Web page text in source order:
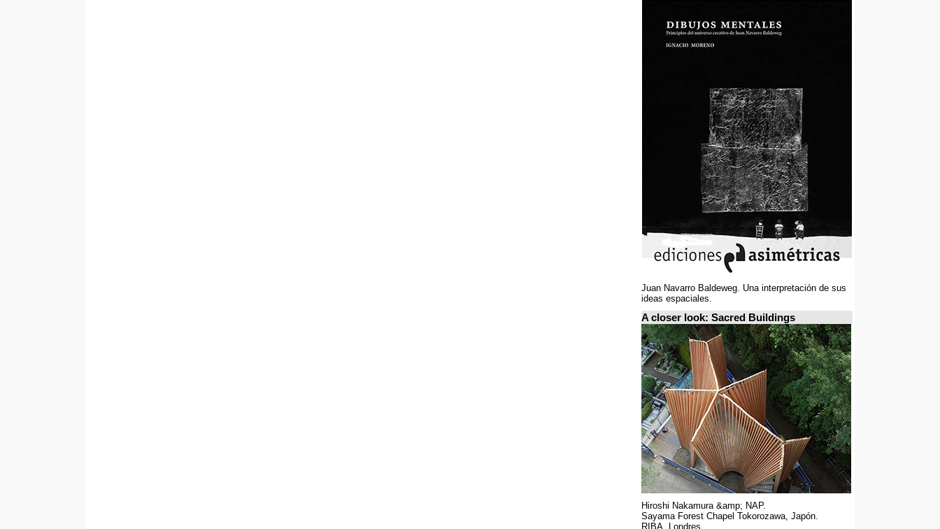
Juan Navarro Baldeweg. Una interpretación de sus
ideas espaciales.
A closer look: Sacred Buildings
Hiroshi Nakamura &amp; NAP.
Sayama Forest Chapel Tokorozawa, Japón.
RIBA, Londres.